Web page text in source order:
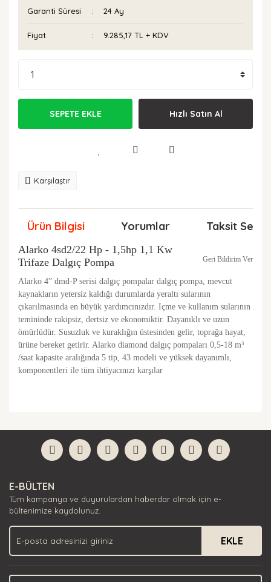
Garanti Süresi 24 Ay
Fiyat 9.285,17 TL + KDV
SEPETE EKLE Hızlı Satın Al
Karşılaştır
Ürün Bilgisi Yorumlar Taksit
Alarko 4sd2/22 Hp - 1,5hp 1,1 Kw
Trifaze Dalgıç Pompa
Geri Bildirim Ver
Alarko 4” dmd-P serisi dalgıç pompalar dalgıç pompa, mevcut
kaynakların yetersiz kaldığı durumlarda yeraltı sularının
çıkarılmasında en büyük yardımcınızdır. Içme ve kullanım sularının
temininde rakipsiz, dertsiz ve ekonomiktir. Dayanıklı ve uzun
ömürlüdür. Susuzluk ve kuraklığın üstesinden gelir, toprağa hayat,
ürüne bereket getirir. Alarko diamond dalgıç pompaları 0,5-18 m³
/saat kapasite aralığında 5 tip, 43 modeli ve yüksek dayanımlı,
komponentleri ile tüm ihtiyacınızı karşılar
Yorum Yaz
formunu kullanarak tarafımıza iletebilirsiniz.
Görüş ve önerileriniz için teşekkür ederiz.
Ürün açıklamasında eksik bilgiler bulunuyor.
Ürün bilgilerinde hatalar bulunuyor.
Ürün fiyatı diğer sitelerden daha pahalı.
Bu ürüne benzer farklı alternatifler olmalı.
E-BÜLTEN
Tüm kampanya ve duyurulardan haberdar olmak için e-
bültenimize kaydolunuz.
EKLE